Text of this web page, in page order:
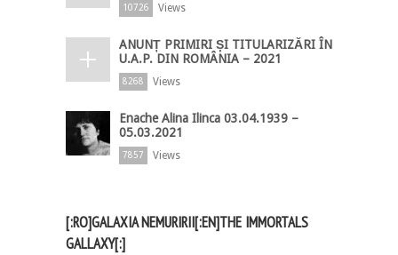
10726 Views
ANUNȚ PRIMIRI ȘI TITULARIZĂRI ÎN
U.A.P. DIN ROMÂNIA – 2021
8268 Views
Enache Alina Ilinca 03.04.1939 –
05.03.2021
7857 Views
[:RO]GALAXIA NEMURIRII[:EN]THE IMMORTALS
GALLAXY[:]